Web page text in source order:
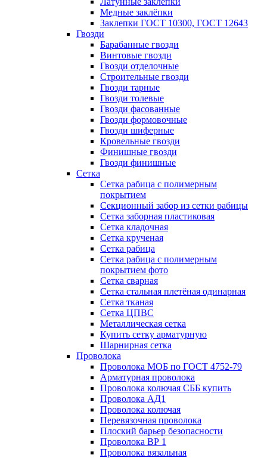
Медные заклёпки
Заклепки ГОСТ 10300, ГОСТ 12643
Гвозди
Барабанные гвозди
Винтовые гвозди
Гвозди отделочные
Строительные гвозди
Гвозди тарные
Гвозди толевые
Гвозди фасованные
Гвозди формовочные
Гвозди шиферные
Кровельные гвозди
Финишные гвозди
Гвозди финишные
Сетка
Сетка рабица с полимерным
покрытием
Секционный забор из сетки рабицы
Сетка заборная пластиковая
Сетка кладочная
Сетка крученая
Сетка рабица
Сетка рабица с полимерным
покрытием фото
Сетка сварная
Сетка стальная плетёная одинарная
Сетка тканая
Сетка ЦПВС
Металлическая сетка
Купить сетку арматурную
Шарнирная сетка
Проволока
Проволока МОБ по ГОСТ 4752-79
Арматурная проволока
Проволока колючая СББ купить
Проволока АД1
Проволока колючая
Перевязочная проволока
Плоский барьер безопасности
Проволока ВР 1
Проволока вязальная